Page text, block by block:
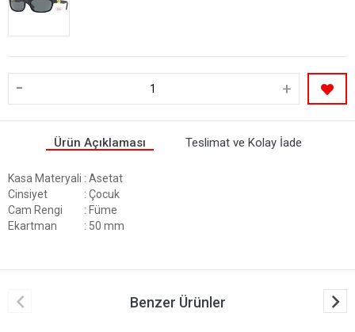
- +
Ürün Açıklaması Teslimat ve Kolay İade
Kasa Materyali : Asetat
Cinsiyet
: Çocuk
Cam Rengi
: Füme
Ekartman
: 50 mm
Benzer Ürünler